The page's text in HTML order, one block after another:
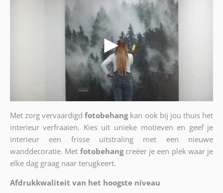
Met zorg vervaardigdfotobehangkan ook bij jou thuis het
interieur verfraaien. Kies uit unieke motieven en geef je
interieur een frisse uitstraling met een nieuwe
wanddecoratie. Met fotobehangcreëer je een plek waar je
elke dag graag naar terugkeert.
Afdrukkwaliteit van het hoogste niveau